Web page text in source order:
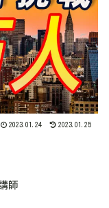
2023.01.24 2023.01.25
師